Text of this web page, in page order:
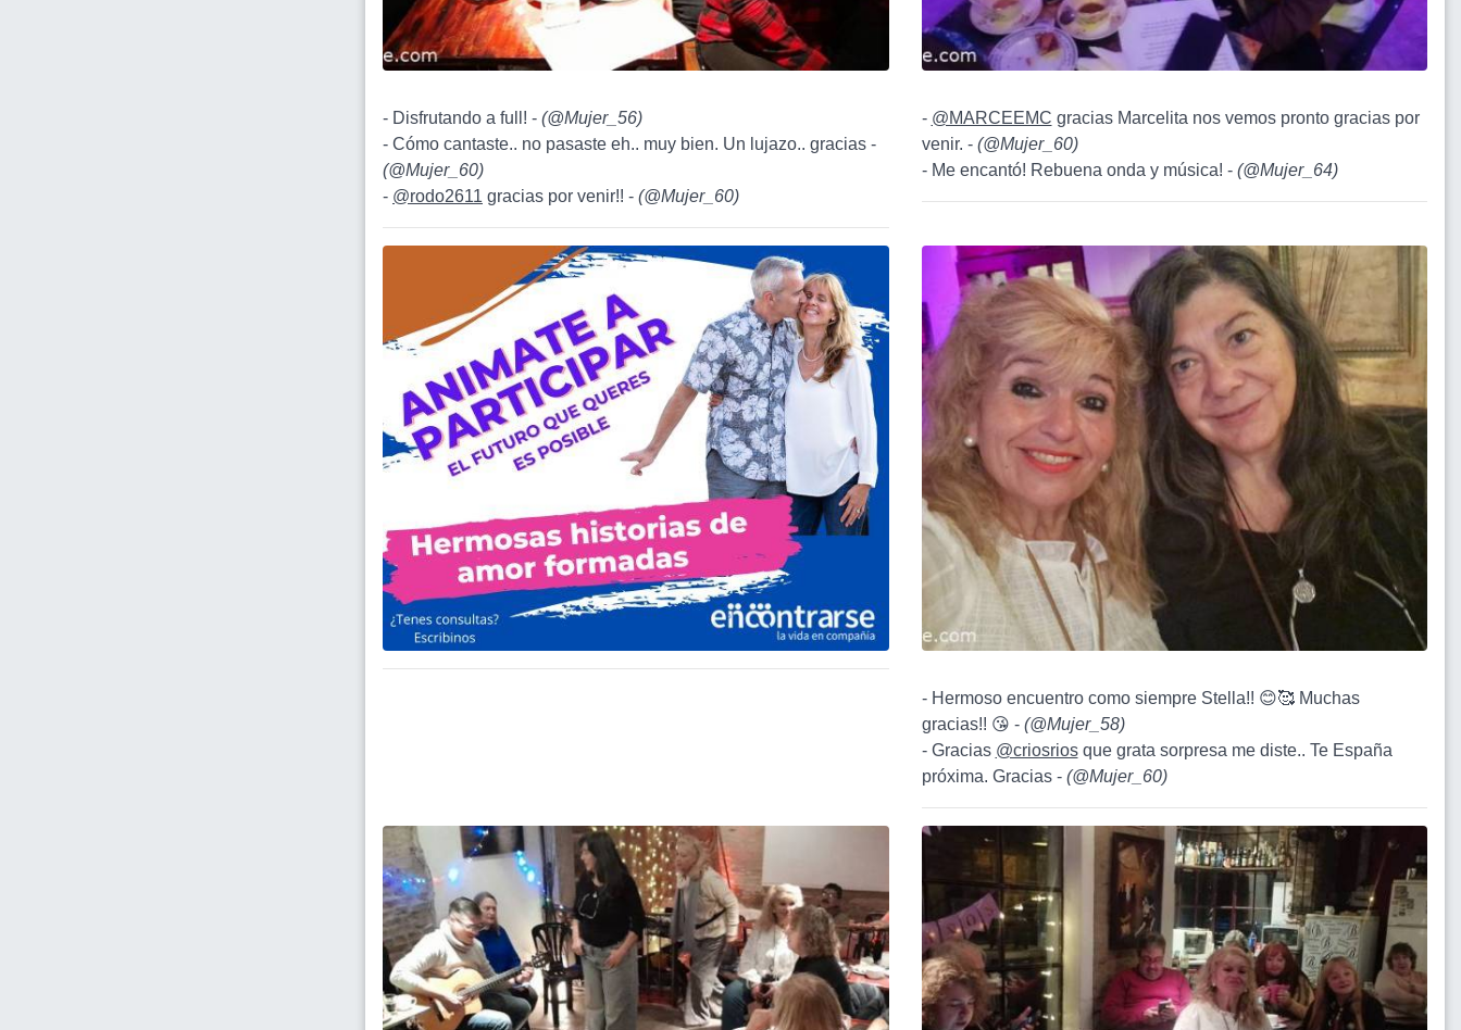
- Disfrutando a full! - (@Mujer_56)
- Cómo cantaste.. no pasaste eh.. muy bien. Un lujazo.. gracias -
(@Mujer_60)
- @rodo2611 gracias por venir!! - (@Mujer_60)
- @MARCEEMC gracias Marcelita nos vemos pronto gracias por
venir. - (@Mujer_60)
- Me encantó! Rebuena onda y música! - (@Mujer_64)
- Hermoso encuentro como siempre Stella!! 😊🥰 Muchas
gracias!! 😘 - (@Mujer_58)
- Gracias @criosriosque grata sorpresa me diste.. Te España
próxima. Gracias - (@Mujer_60)